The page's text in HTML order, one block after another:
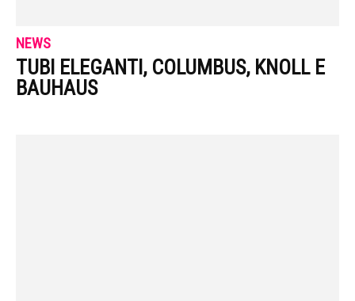
NEWS
TUBI ELEGANTI, COLUMBUS, KNOLL E
BAUHAUS